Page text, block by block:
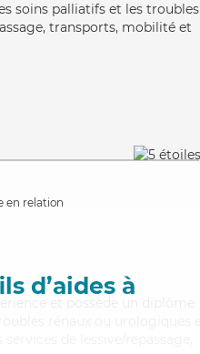
soins palliatifs et les troubles
transports, mobilité et
en relation
d’aides à
et possède un diplôme
rénaux ou urologiques et